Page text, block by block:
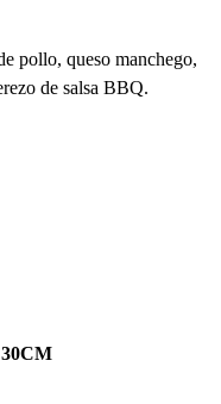
pollo, queso manchego,
de salsa BBQ.